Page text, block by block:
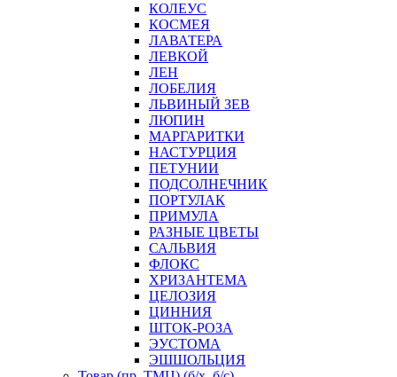
КОЛЕУС
КОСМЕЯ
ЛАВАТЕРА
ЛЕВКОЙ
ЛЕН
ЛОБЕЛИЯ
ЛЬВИНЫЙ ЗЕВ
ЛЮПИН
МАРГАРИТКИ
НАСТУРЦИЯ
ПЕТУНИИ
ПОДСОЛНЕЧНИК
ПОРТУЛАК
ПРИМУЛА
РАЗНЫЕ ЦВЕТЫ
САЛЬВИЯ
ФЛОКС
ХРИЗАНТЕМА
ЦЕЛОЗИЯ
ЦИННИЯ
ШТОК-РОЗА
ЭУСТОМА
ЭШШОЛЬЦИЯ